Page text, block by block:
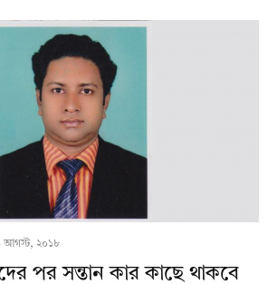
আগস্ট, ২০১৮
পর সন্তান কার কাছে থাকবে